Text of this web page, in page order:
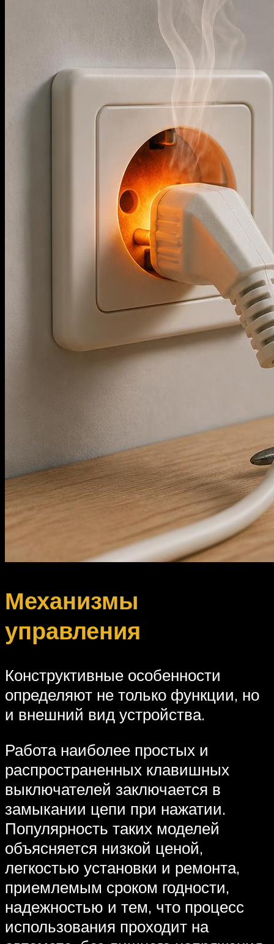
Механизмы
управления
Конструктивные особенности
определяют не только функции, но
и внешний вид устройства.
Работа наиболее простых и
распространенных клавишных
выключателей заключается в
замыкании цепи при нажатии.
Популярность таких моделей
объясняется низкой ценой,
легкостью установки и ремонта,
приемлемым сроком годности,
надежностью и тем, что процесс
использования проходит на